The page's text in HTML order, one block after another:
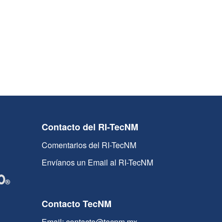
Contacto del RI-TecNM
Comentarios del RI-TecNM
Envíanos un Email al RI-TecNM
Contacto TecNM